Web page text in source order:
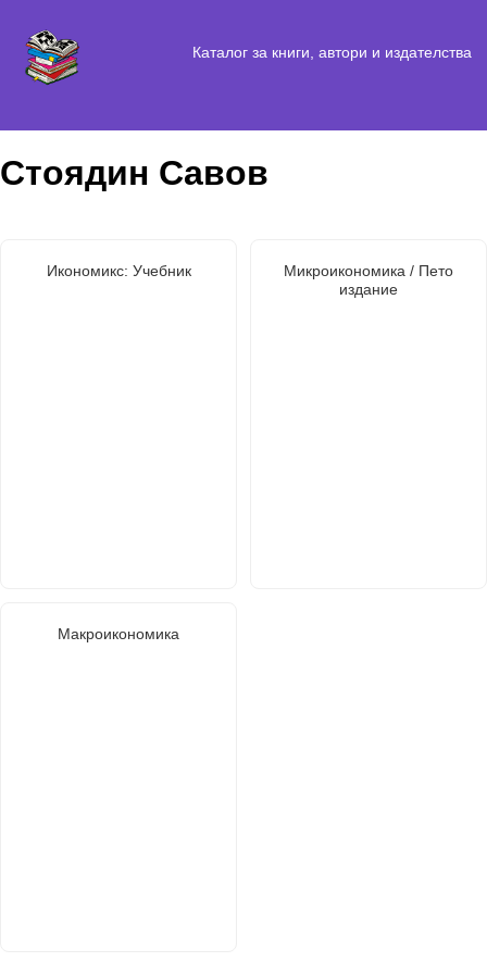
Каталог за книги, автори и издателства
Стоядин Савов
Икономикс: Учебник
Микроикономика / Пето
издание
Макроикономика